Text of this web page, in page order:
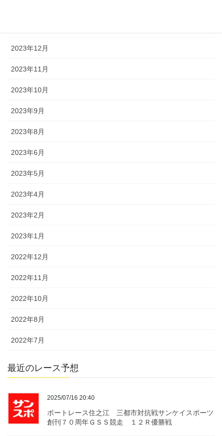
2023年12月
2023年11月
2023年10月
2023年9月
2023年8月
2023年6月
2023年5月
2023年4月
2023年2月
2023年1月
2022年12月
2022年11月
2022年10月
2022年8月
2022年7月
最近のレース予想
2025/07/16 20:40
ボートレース住之江 三都市対抗戦サンケイスポーツ
創刊７０周年ＧＳＳ競走 １２Ｒ優勝戦